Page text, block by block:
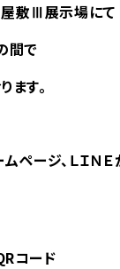
屋敷Ⅲ展示場にて
間で
ます。
ページ、ＬＩＮ
コード